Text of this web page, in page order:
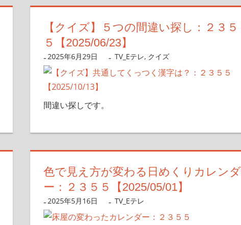
【クイズ】５つの間違い探し：２３５
５【2025/06/23】
2025年6月29日 nanigoto
TV_Eテレ, クイズ
間違い探しです。
色で見え方が変わる日めくりカレンダ
ー：２３５５【2025/05/01】
2025年5月16日 nanigoto
TV_Eテレ